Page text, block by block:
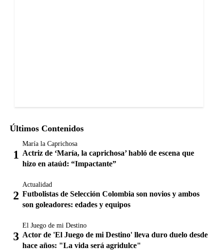
Últimos Contenidos
María la Caprichosa
Actriz de ‘María, la caprichosa’ habló de escena que
hizo en ataúd: “Impactante”
Actualidad
Futbolistas de Selección Colombia son novios y ambos
son goleadores: edades y equipos
El Juego de mi Destino
Actor de 'El Juego de mi Destino' lleva duro duelo desde
hace años: "La vida será agridulce"